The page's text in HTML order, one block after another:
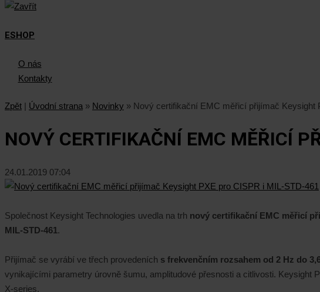
ESHOP
O nás
Kontakty
Zpět | Úvodní strana » Novinky » Nový certifikační EMC měřicí přijímač Keysight
NOVÝ CERTIFIKAČNÍ EMC MĚŘICÍ
24.01.2019 07:04
Společnost Keysight Technologies uvedla na trh nový certifikační EMC měřicí
MIL-STD-461.
Přijímač se vyrábí ve třech provedeních s frekvenčním rozsahem od 2 Hz do
vynikajícími parametry úrovně šumu, amplitudové přesnosti a citlivosti. Keysight
X-series.